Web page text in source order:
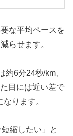
な平均ペースを
らせます。
6分24秒/km、
目には近い差で
ります。
縮したい」と